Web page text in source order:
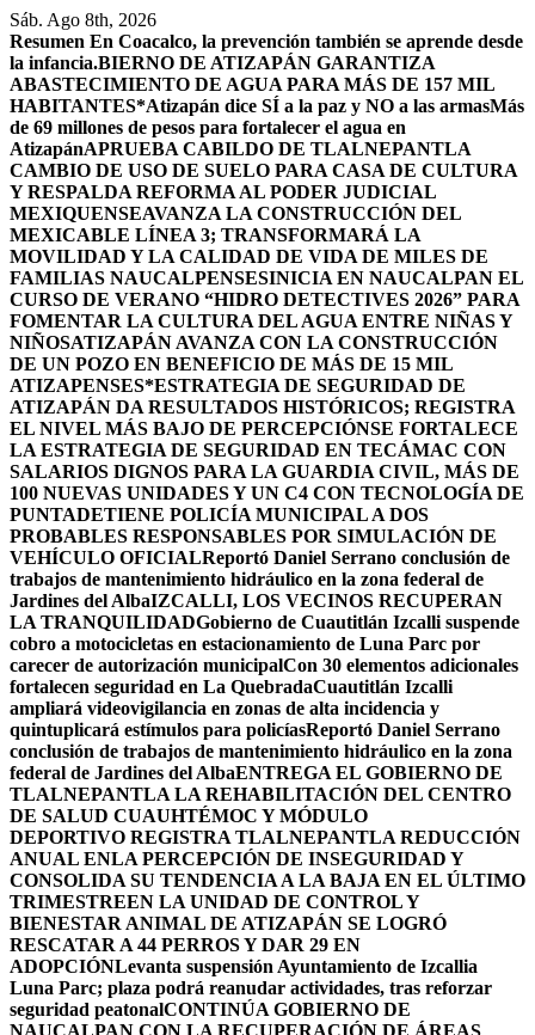
Saltar
al
contenido
Sáb. Ago 8th, 2026
Resumen En Coacalco, la prevención también se aprende desde
la infancia.BIERNO DE ATIZAPÁN GARANTIZA
ABASTECIMIENTO DE AGUA PARA MÁS DE 157 MIL
HABITANTES*Atizapán dice SÍ a la paz y NO a las armasMás
de 69 millones de pesos para fortalecer el agua en
AtizapánAPRUEBA CABILDO DE TLALNEPANTLA
CAMBIO DE USO DE SUELO PARA CASA DE CULTURA
Y RESPALDA REFORMA AL PODER JUDICIAL
MEXIQUENSEAVANZA LA CONSTRUCCIÓN DEL
MEXICABLE LÍNEA 3; TRANSFORMARÁ LA
MOVILIDAD Y LA CALIDAD DE VIDA DE MILES DE
FAMILIAS NAUCALPENSESINICIA EN NAUCALPAN EL
CURSO DE VERANO “HIDRO DETECTIVES 2026” PARA
FOMENTAR LA CULTURA DEL AGUA ENTRE NIÑAS Y
NIÑOSATIZAPÁN AVANZA CON LA CONSTRUCCIÓN
DE UN POZO EN BENEFICIO DE MÁS DE 15 MIL
ATIZAPENSES*ESTRATEGIA DE SEGURIDAD DE
ATIZAPÁN DA RESULTADOS HISTÓRICOS; REGISTRA
EL NIVEL MÁS BAJO DE PERCEPCIÓNSE FORTALECE
LA ESTRATEGIA DE SEGURIDAD EN TECÁMAC CON
SALARIOS DIGNOS PARA LA GUARDIA CIVIL, MÁS DE
100 NUEVAS UNIDADES Y UN C4 CON TECNOLOGÍA DE
PUNTADETIENE POLICÍA MUNICIPAL A DOS
PROBABLES RESPONSABLES POR SIMULACIÓN DE
VEHÍCULO OFICIALReportó Daniel Serrano conclusión de
trabajos de mantenimiento hidráulico en la zona federal de
Jardines del AlbaIZCALLI, LOS VECINOS RECUPERAN
LA TRANQUILIDADGobierno de Cuautitlán Izcalli suspende
cobro a motocicletas en estacionamiento de Luna Parc por
carecer de autorización municipalCon 30 elementos adicionales
fortalecen seguridad en La QuebradaCuautitlán Izcalli
ampliará videovigilancia en zonas de alta incidencia y
quintuplicará estímulos para policíasReportó Daniel Serrano
conclusión de trabajos de mantenimiento hidráulico en la zona
federal de Jardines del AlbaENTREGA EL GOBIERNO DE
TLALNEPANTLA LA REHABILITACIÓN DEL CENTRO
DE SALUD CUAUHTÉMOC Y MÓDULO
DEPORTIVO REGISTRA TLALNEPANTLA REDUCCIÓN
ANUAL ENLA PERCEPCIÓN DE INSEGURIDAD Y
CONSOLIDA SU TENDENCIA A LA BAJA EN EL ÚLTIMO
TRIMESTREEN LA UNIDAD DE CONTROL Y
BIENESTAR ANIMAL DE ATIZAPÁN SE LOGRÓ
RESCATAR A 44 PERROS Y DAR 29 EN
ADOPCIÓNLevanta suspensión Ayuntamiento de Izcallia
Luna Parc; plaza podrá reanudar actividades, tras reforzar
seguridad peatonalCONTINÚA GOBIERNO DE
NAUCALPAN CON LA RECUPERACIÓN DE ÁREAS